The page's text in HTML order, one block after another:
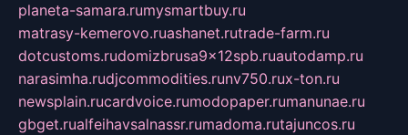
planeta-samara.rumysmartbuy.ru
matrasy-kemerovo.ruashanet.rutrade-farm.ru
dotcustoms.rudomizbrusa9x12spb.ruautodamp.ru
narasimha.rudjcommodities.runv750.rux-ton.ru
newsplain.rucardvoice.rumodopaper.rumanunae.ru
gbget.rualfeihavsalnassr.rumadoma.rutajuncos.ru